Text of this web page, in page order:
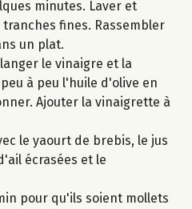
minutes. Laver et
fines. Rassembler
un plat.
le vinaigre et la
à peu l'huile d'olive en
Ajouter la vinaigrette à
le yaourt de brebis, le jus
écrasées et le
pour qu'ils soient mollets